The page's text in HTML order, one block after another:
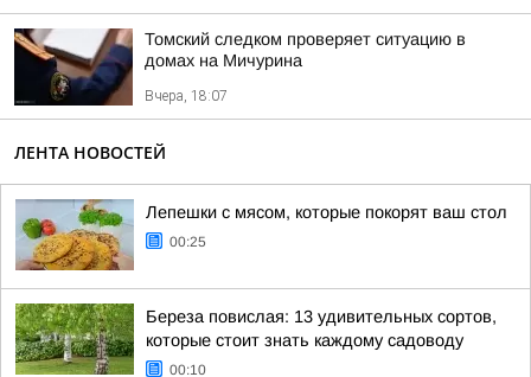
Томский следком проверяет ситуацию в
домах на Мичурина
Вчера, 18:07
ЛЕНТА НОВОСТЕЙ
Лепешки с мясом, которые покорят ваш стол
00:25
Береза повислая: 13 удивительных сортов,
которые стоит знать каждому садоводу
00:10